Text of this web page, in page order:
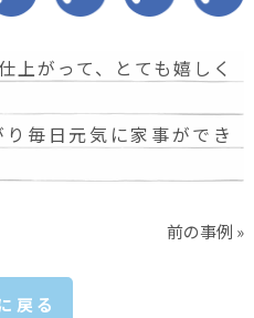
上がって、とても嬉しく
毎日元気に家事ができ
前の事例 »
戻る